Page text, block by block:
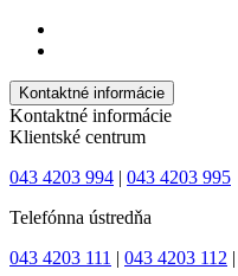
Kontaktné informácie
Kontaktné informácie
Klientské centrum
043 4203 994 | 043 4203 995
Telefónna ústredňa
043 4203 111 | 043 4203 112 |